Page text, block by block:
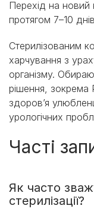
Перехід на
протягом 7–10
Стерилізованим
харчування з
організму.
рішення, зокрема
здоров’я
урологічних
Часті
Як часто
стерилізації?